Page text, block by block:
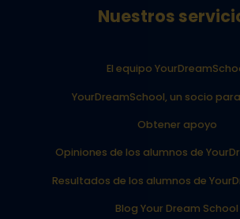
Nuestros
El equipo
YourDreamSchool, un socio
Obtener apoyo
Opiniones de los alumnos de
Resultados de los alumnos de
Blog Your Dream School